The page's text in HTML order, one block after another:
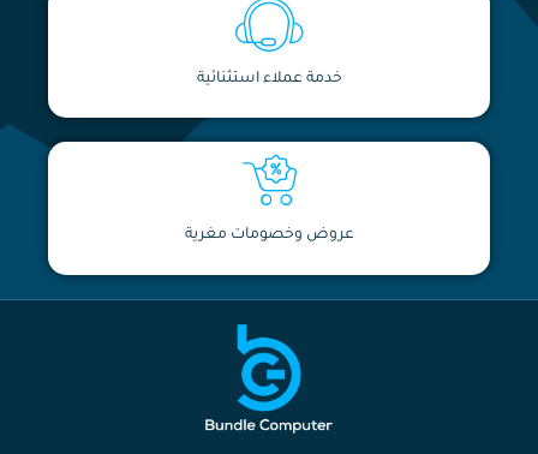
خدمة عملاء استثنائية
عروض وخصومات مغرية